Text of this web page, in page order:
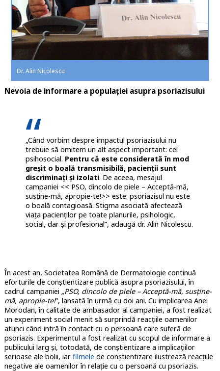
Dr. Alin Nicolescu
Nevoia de informare a populației asupra psoriazisului
„Când vorbim despre impactul psoriazisului nu
trebuie să omitem un alt aspect important: cel
psihosocial. Pentru că este considerată în mod
greşit o boală transmisibilă, pacienţii sunt
discriminaţi şi izolati. De aceea, mesajul
campaniei << PSO, dincolo de piele – Acceptă-mă,
susţine-mă, apropie-te!>> este: psoriazisul nu este
o boală contagioasă. Stigma asociată afectează
viaţa pacienţilor pe toate planurile, psihologic,
social, dar şi profesional”, adaugă dr. Alin Nicolescu.
În acest an, Societatea Română de Dermatologie continuă
eforturile de conștientizare publică asupra psoriazisului, în
cadrul campaniei „PSO, dincolo de piele – Acceptă-mă, susţine-
mă, apropie-te!”, lansată în urmă cu doi ani. Cu implicarea Anei
Morodan, în calitate de ambasador al campaniei, a fost realizat
un experiment social menit să surprindă reacţiile oamenilor
atunci când intră în contact cu o persoană care suferă de
psoriazis. Experimentul a fost realizat cu scopul de informare a
publicului larg şi, totodată, de conştientizare a implicaţiilor
serioase ale bolii, iarfilmele de conștientizare ilustrează reacțiile
negative ale oamenilor în relație cu o persoană cu psoriazis.